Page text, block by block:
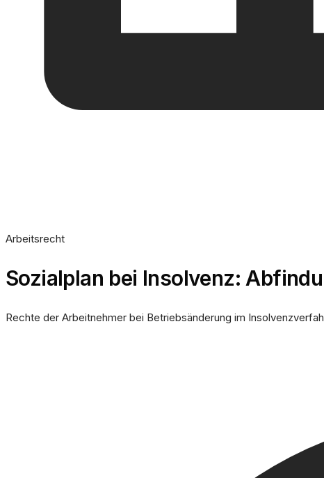
Arbeitsrecht
Sozialplan bei Insolvenz:
Rechte der Arbeitnehmer bei Betriebsänderung im